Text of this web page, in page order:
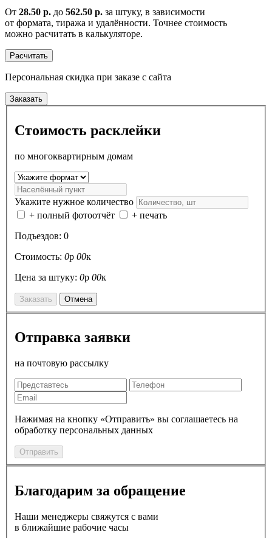
От 28.50 р. до 562.50 р. за штуку, в зависимости
от формата, тиража и удалённости. Точнее стоимость
можно расчитать в калькуляторе.
Расчитать
Персональная скидка при заказе с сайта
Заказать
Стоимость расклейки
по многоквартирным домам
Укажите нужное количество
+ полный фотоотчёт
+ печать
Подъездов: 0
Стоимость: 0р 00к
Цена за штуку: 0р 00к
Заказать Отмена
Отправка заявки
на почтовую рассылку
Нажимая на кнопку «Отправить» вы соглашаетесь на
обработку персональных данных
Отправить
Благодарим за обращение
Наши менеджеры свяжутся с вами
в ближайшие рабочие часы